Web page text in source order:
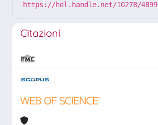
https://hdl.handle.net/10278/4899
Citazioni